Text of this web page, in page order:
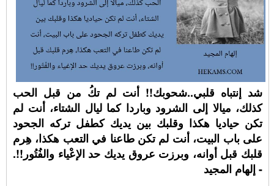
شد إنتباه قلبي..شحوبك!! أنت لم تكُ من قبل الحب
كذلك، ميالا إلى الشرود وباردا كما ليال الشتاء، أنت لم
تكن حياديا هكذا وقلبك بين يديك كطفل تركه الجحود
على باب البيت، أنت لم تكن طاعنا في التعب هكذا، هِرم
قلبك قبل أوانه، وبرزت عروق يديك حد الإعْياء والفُتُور!!.
- إلهام المجيد